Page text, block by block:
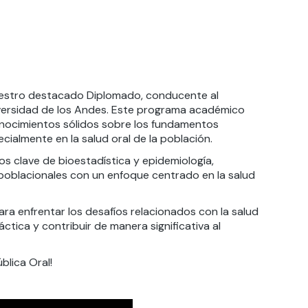
destacado Diplomado, conducente al
de los Andes. Este programa académico
sólidos sobre los fundamentos
en la salud oral de la población.
clave de bioestadística y epidemiología,
con un enfoque centrado en la salud
enfrentar los desafíos relacionados con la salud
y contribuir de manera significativa al
Oral!